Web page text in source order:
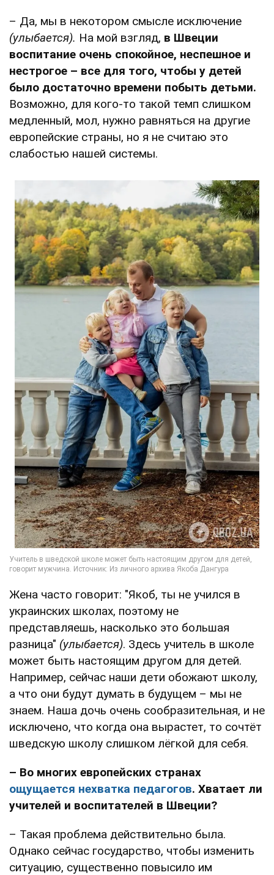
– Да, мы в некотором смысле исключение
(улыбается). На мой взгляд, в Швеции
воспитание очень спокойное, неспешное и
нестрогое – все для того, чтобы у детей
было достаточно времени побыть детьми.
Возможно, для кого-то такой темп слишком
медленный, мол, нужно равняться на другие
европейские страны, но я не считаю это
слабостью нашей системы.
Жена часто говорит: "Якоб, ты не учился в
украинских школах, поэтому не
представляешь, насколько это большая
разница" (улыбается). Здесь учитель в школе
может быть настоящим другом для детей.
Например, сейчас наши дети обожают школу,
а что они будут думать в будущем – мы не
знаем. Наша дочь очень сообразительная, и не
исключено, что когда она вырастет, то сочтёт
шведскую школу слишком лёгкой для себя.
– Во многих европейских странах
ощущается нехватка педагогов. Хватает ли
учителей и воспитателей в Швеции?
– Такая проблема действительно была.
Однако сейчас государство, чтобы изменить
ситуацию, существенно повысило им